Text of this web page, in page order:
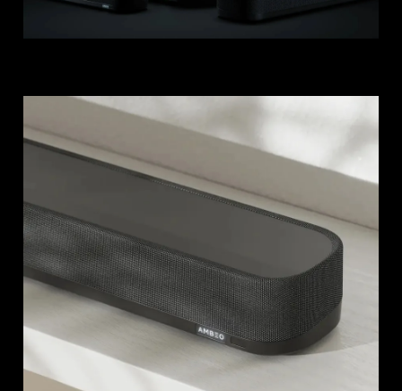
Barres de son
Découvrez AMBEO
Pièces et accessoires AMBEO
Explorer
À propos de nous
Espace sonore